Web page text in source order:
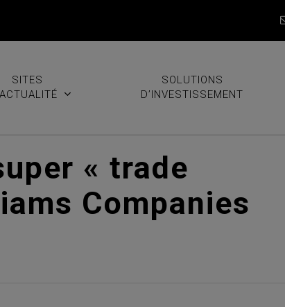
SITES
SOLUTIONS
D’INVESTISSEMENT
« trade
Companies